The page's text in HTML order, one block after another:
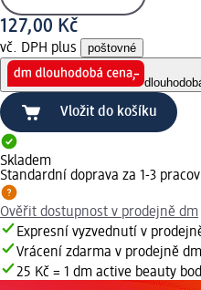
127,00 Kč
vč. DPH plus poštovné
Vložit do košíku
Skladem
Standardní doprava za 1-3
Ověřit dostupnost v prodejně dm
Expresní vyzvednutí v
Vrácení zdarma v prodejně dm
25 Kč = 1 dm active beauty bod